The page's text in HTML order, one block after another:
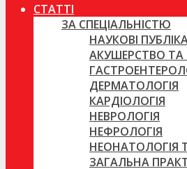
СТАТТІ
ЗА СПЕЦІАЛЬНІСТЮ
НАУКОВІ
АКУШЕРСТВО ТА
ДЕРМАТОЛОГІЯ
КАРДІОЛОГІЯ
НЕВРОЛОГІЯ
НЕФРОЛОГІЯ
НЕОНАТОЛОГІЯ
ЗАГАЛЬНА